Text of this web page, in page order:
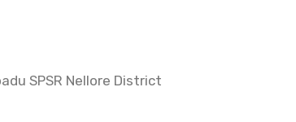
SPSR Nellore District